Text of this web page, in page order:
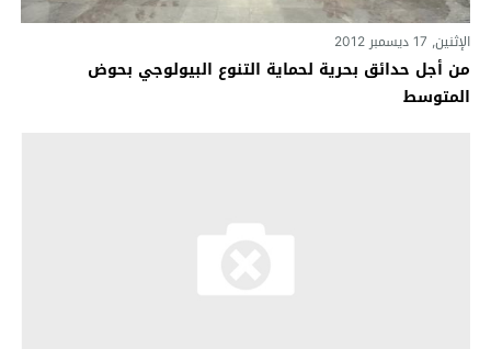
الإثنين, 17 ديسمبر 2012
من أجل حدائق بحرية لحماية التنوع البيولوجي بحوض
المتوسط